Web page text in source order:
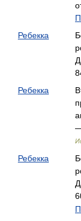
Ребекка
Ребекка
Ребекка